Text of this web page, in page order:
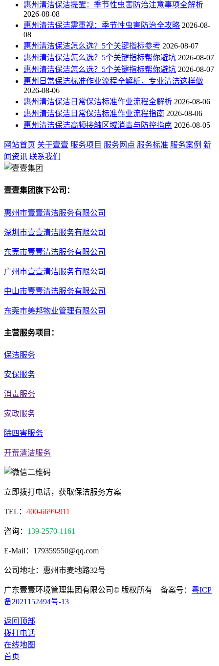
惠州清洁保洁提醒：季节性虫害防治注意事项全解析
2026-08-08
惠州清洁保洁需重视：季节性虫害防治全攻略 2026-08-
08
惠州清洁保洁怎么选？5个关键指标参考 2026-08-07
惠州清洁保洁怎么选？5个关键指标帮你避坑 2026-08-07
惠州清洁保洁怎么选？5个关键指标帮你避坑 2026-08-07
惠州日常保洁标准作业流程全解析，专业清洁这样做
2026-08-06
惠州清洁保洁日常保洁标准作业流程全解析 2026-08-06
惠州清洁保洁日常保洁标准作业流程指南 2026-08-06
惠州清洁保洁高频接触区域消毒与防控指南 2026-08-05
网站首页 关于壹壹 服务项目 服务网点 服务标准 服务案例 新
闻资讯 联系我们
壹壹集团旗下公司：
惠州市壹壹清洁服务有限公司
深圳市壹壹清洁服务有限公司
东莞市壹壹清洁服务有限公司
广州市壹壹清洁服务有限公司
中山市壹壹清洁服务有限公司
东莞市美邦物业管理有限公司
主营服务项目：
保洁服务
安保服务
消毒服务
家政服务
除四害服务
开荒清洁服务
立即拨打电话，获取保洁服务方案
TEL： 400-6699-911
咨询： 139-2570-1161
E-Mail：179359550@qq.com
公司地址：惠州市麦地路32号
广东壹壹环境管理集团有限公司© 版权所有 备案号： 粤ICP
备2021152494号-13
返回顶部
拨打电话
在线地图
首页